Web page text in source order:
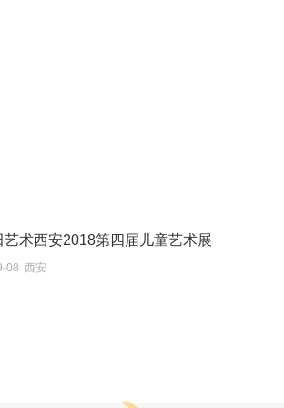
艺术西安2018第四届儿童艺术展
08 西安